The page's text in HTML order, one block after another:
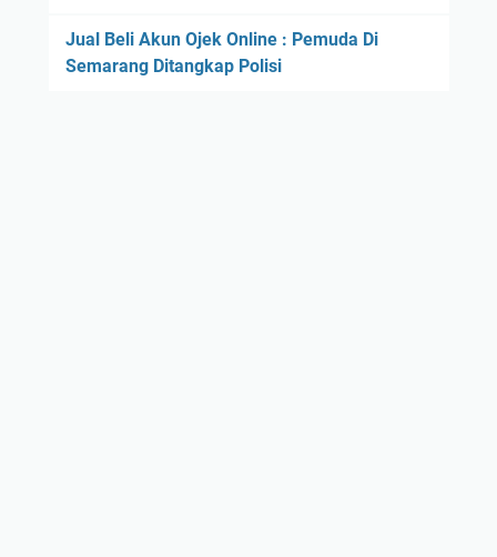
Jual Beli Akun Ojek Online : Pemuda Di
Semarang Ditangkap Polisi